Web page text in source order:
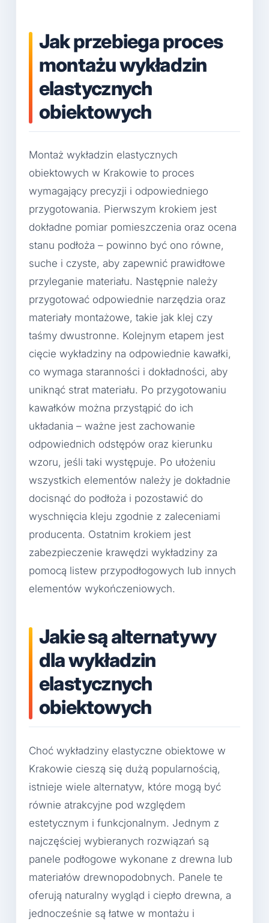
Jak przebiega proces
montażu wykładzin
elastycznych
obiektowych
Montaż wykładzin elastycznych
obiektowych w Krakowie to proces
wymagający precyzji i odpowiedniego
przygotowania. Pierwszym krokiem jest
dokładne pomiar pomieszczenia oraz ocena
stanu podłoża – powinno być ono równe,
suche i czyste, aby zapewnić prawidłowe
przyleganie materiału. Następnie należy
przygotować odpowiednie narzędzia oraz
materiały montażowe, takie jak klej czy
taśmy dwustronne. Kolejnym etapem jest
cięcie wykładziny na odpowiednie kawałki,
co wymaga staranności i dokładności, aby
uniknąć strat materiału. Po przygotowaniu
kawałków można przystąpić do ich
układania – ważne jest zachowanie
odpowiednich odstępów oraz kierunku
wzoru, jeśli taki występuje. Po ułożeniu
wszystkich elementów należy je dokładnie
docisnąć do podłoża i pozostawić do
wyschnięcia kleju zgodnie z zaleceniami
producenta. Ostatnim krokiem jest
zabezpieczenie krawędzi wykładziny za
pomocą listew przypodłogowych lub innych
elementów wykończeniowych.
Jakie są alternatywy
dla wykładzin
elastycznych
obiektowych
Choć wykładziny elastyczne obiektowe w
Krakowie cieszą się dużą popularnością,
istnieje wiele alternatyw, które mogą być
równie atrakcyjne pod względem
estetycznym i funkcjonalnym. Jednym z
najczęściej wybieranych rozwiązań są
panele podłogowe wykonane z drewna lub
materiałów drewnopodobnych. Panele te
oferują naturalny wygląd i ciepło drewna, a
jednocześnie są łatwe w montażu i